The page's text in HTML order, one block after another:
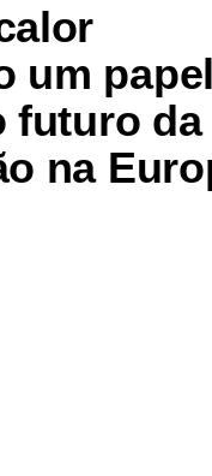
um papel
futuro da
na